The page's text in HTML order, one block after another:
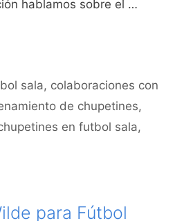
hablamos sobre el …
sala, colaboraciones con
de chupetines,
en futbol sala,
para Fútbol